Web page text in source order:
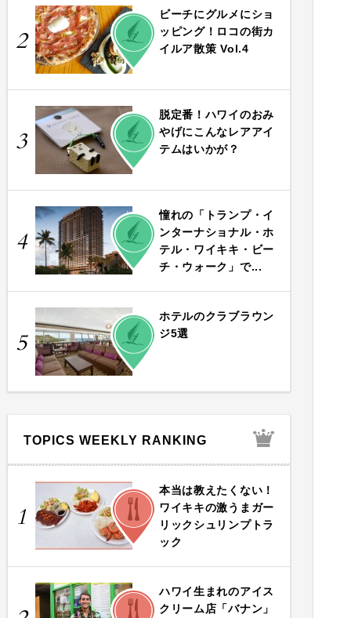
2
PLAY
ビーチにグルメにショ
ッピング！ロコの街カ
イルア散策 Vol.4
3
PLAY
脱定番！ハワイのおみ
やげにこんなレアアイ
テムはいかが？
4
PLAY
憧れの「トランプ・イ
ンターナショナル・ホ
テル・ワイキキ・ビー
チ・ウォーク」で...
5
PLAY
ホテルのクラブラウン
ジ5選
TOPICS WEEKLY RANKING
1
FOOD
本当は教えたくない！
ワイキキの激うまガー
リックシュリンプトラ
ック
FOOD
ハワイ生まれのアイス
クリーム店「バナン」